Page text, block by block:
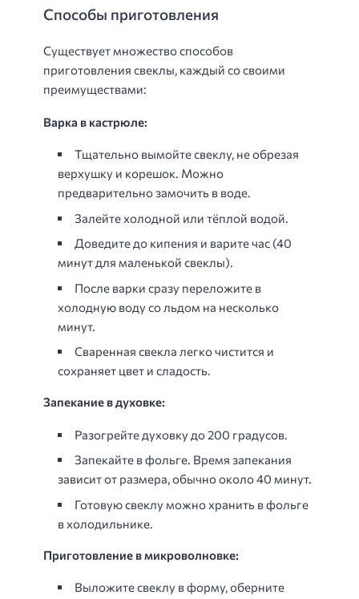
Способы приготовления
Существует множество способов
приготовления свеклы, каждый со своими
преимуществами:
Варка в кастрюле:
Тщательно вымойте свеклу, не обрезая
верхушку и корешок. Можно
предварительно замочить в воде.
Залейте холодной или тёплой водой.
Доведите до кипения и варите час (40
минут для маленькой свеклы).
После варки сразу переложите в
холодную воду со льдом на несколько
минут.
Сваренная свекла легко чистится и
сохраняет цвет и сладость.
Запекание в духовке:
Разогрейте духовку до 200 градусов.
Запекайте в фольге. Время запекания
зависит от размера, обычно около 40 минут.
Готовую свеклу можно хранить в фольге
в холодильнике.
Приготовление в микроволновке:
Выложите свеклу в форму, оберните